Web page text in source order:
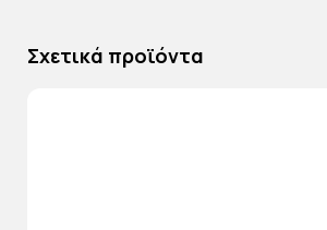
Σχετικά προϊόντα